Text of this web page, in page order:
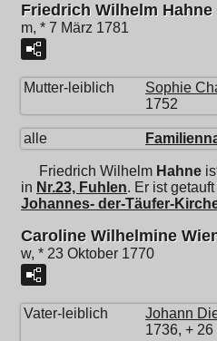
Friedrich Wilhelm Hahne
m, * 7 März 1781
Mutter-leiblich Sophie
1752
alle
Friedrich Wilhelm Hahne
in Nr.23, Fuhlen. Er ist
Johannes- der-Täufer-
Caroline Wilhelmine
w, * 23 Oktober 1770
Vater-leiblich Johann
1736, +